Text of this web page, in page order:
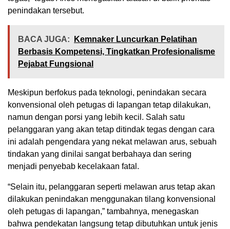
penindakan tersebut.
BACA JUGA:
Kemnaker Luncurkan Pelatihan
Berbasis Kompetensi, Tingkatkan Profesionalisme
Pejabat Fungsional
Meskipun berfokus pada teknologi, penindakan secara
konvensional oleh petugas di lapangan tetap dilakukan,
namun dengan porsi yang lebih kecil. Salah satu
pelanggaran yang akan tetap ditindak tegas dengan cara
ini adalah pengendara yang nekat melawan arus, sebuah
tindakan yang dinilai sangat berbahaya dan sering
menjadi penyebab kecelakaan fatal.
“Selain itu, pelanggaran seperti melawan arus tetap akan
dilakukan penindakan menggunakan tilang konvensional
oleh petugas di lapangan,” tambahnya, menegaskan
bahwa pendekatan langsung tetap dibutuhkan untuk jenis